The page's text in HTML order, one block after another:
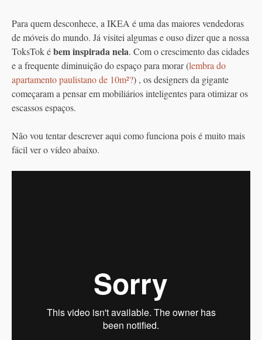
Para quem desconhece, a IKEA é uma das maiores vendedoras
de móveis do mundo. Já visitei algumas e ouso dizer que a nossa
ToksTok ébem inspirada nela. Com o crescimento das cidades
e a frequente diminuição do espaço para morar (lembra do
apartamento paulistano de 10m²?) , os designers da gigante
começaram a pensar em mobiliários inteligentes para otimizar os
escassos espaços.
Não vou tentar descrever aqui como funciona pois é muito mais
fácil ver o vídeo abaixo.